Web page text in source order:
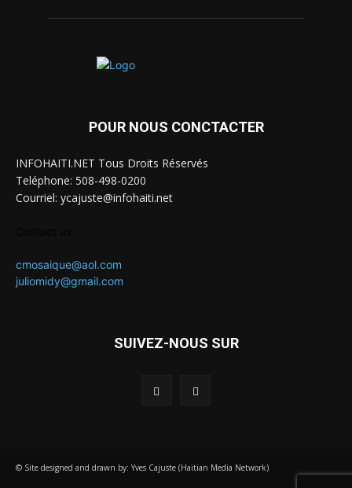
POUR NOUS CONCTACTER
INFOHAITI.NET Tous Droits Réservés
Teléphone: 508-498-0200
Courriel: ycajuste@infohaiti.net
cmosaique@aol.com
juliomidy@gmail.com
SUIVEZ-NOUS SUR
© Site designed and drawn by: Yves Cajuste (Haitian Media Network)